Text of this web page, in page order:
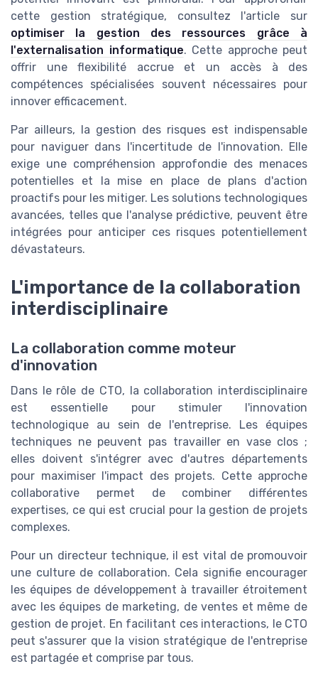
cette gestion stratégique, consultez l'article sur
optimiser la gestion des ressources grâce à
l'externalisation informatique. Cette approche peut
offrir une flexibilité accrue et un accès à des
compétences spécialisées souvent nécessaires pour
innover efficacement.
Par ailleurs, la gestion des risques est indispensable
pour naviguer dans l'incertitude de l'innovation. Elle
exige une compréhension approfondie des menaces
potentielles et la mise en place de plans d'action
proactifs pour les mitiger. Les solutions technologiques
avancées, telles que l'analyse prédictive, peuvent être
intégrées pour anticiper ces risques potentiellement
dévastateurs.
L'importance de la collaboration
interdisciplinaire
La collaboration comme moteur
d'innovation
Dans le rôle de CTO, la collaboration interdisciplinaire
est essentielle pour stimuler l'innovation
technologique au sein de l'entreprise. Les équipes
techniques ne peuvent pas travailler en vase clos ;
elles doivent s'intégrer avec d'autres départements
pour maximiser l'impact des projets. Cette approche
collaborative permet de combiner différentes
expertises, ce qui est crucial pour la gestion de projets
complexes.
Pour un directeur technique, il est vital de promouvoir
une culture de collaboration. Cela signifie encourager
les équipes de développement à travailler étroitement
avec les équipes de marketing, de ventes et même de
gestion de projet. En facilitant ces interactions, le CTO
peut s'assurer que la vision stratégique de l'entreprise
est partagée et comprise par tous.